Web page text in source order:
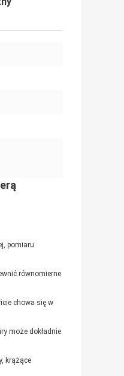
pomiaru
równomierne
chowa się w
może dokładnie
krążące